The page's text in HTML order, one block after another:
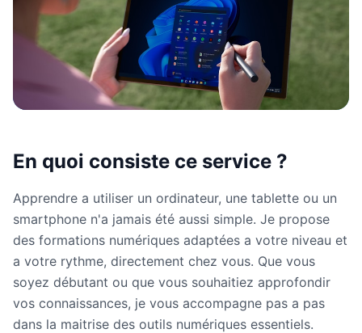
En quoi consiste ce service ?
Apprendre a utiliser un ordinateur, une tablette ou un
smartphone n'a jamais été aussi simple. Je propose
des formations numériques adaptées a votre niveau et
a votre rythme, directement chez vous. Que vous
soyez débutant ou que vous souhaitiez approfondir
vos connaissances, je vous accompagne pas a pas
dans la maitrise des outils numériques essentiels.